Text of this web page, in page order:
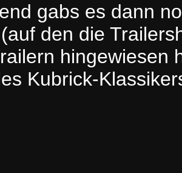
gabs es dann
den die
hingewiesen
Kubrick-